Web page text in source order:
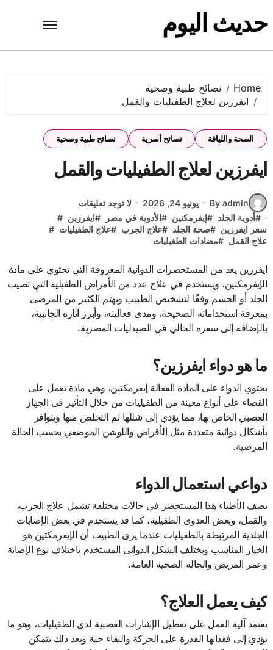
to
content
حديث اليوم
Home
نصائح طبية وصحية
ايفرزين لعلاج الطفيليات والقمل
الصحة واللياقة نصائح أسرية نصائح طبية وصحية
ايفرزين لعلاج الطفيليات والقمل
By admin يونيو 24, 2026
لا توجد تعليقات
#أدوية الجلد #إيفرمكتين #الأدوية في مصر #ايفرزين #
سعر ايفرزين #صحة الجلد #علاج الجرب #علاج الطفيليات #
علاج القمل #مضادات الطفيليات
ايفرزين يعد من المستحضرات الدوائية المعروفة التي تحتوي على مادة
الإيفرمكتين، ويستخدم في علاج عدد من الأمراض الطفيلية التي تصيب
الجلد أو الجسم وفقًا لتشخيص الطبيب ويهتم الكثير من المرضى
بمعرفة استخداماته الصحيحة، ومدى فعاليته، وأبرز آثاره الجانبية،
بالإضافة إلى سعره الحالي في الصيدليات المصرية.
ما هو دواء ايفرزين؟
يحتوي الدواء على المادة الفعالة إيفرمكتين، وهي مادة تعمل على
القضاء على أنواع معينة من الطفيليات من خلال التأثير في الجهاز
العصبي الخاص بها، مما يؤدي إلى شللها ثم التخلص منها ويتوافر
بأشكال دوائية متعددة مثل الأقراص واللوشن الموضعي بحسب الحالة
المرضية.
دواعي استعمال الدواء
يصف الأطباء هذا المستحضر في حالات مختلفة تشمل علاج الجرب،
والقمل، وبعض العدوى الطفيلية، كما قد يستخدم في بعض الإصابات
الجلدية المرتبطة بالطفيليات عندما يرى الطبيب أن الإيفرمكتين هو
الخيار المناسب ويختلف الشكل الدوائي المستخدم باختلاف نوع الإصابة
وعمر المريض والحالة الصحية العامة.
كيف يعمل العلاج؟
تعتمد آلية العمل على تعطيل الإشارات العصبية لدى الطفيليات، وهو ما
يؤدي إلى فقدانها القدرة على الحركة والبقاء حية وبعد ذلك يتمكن